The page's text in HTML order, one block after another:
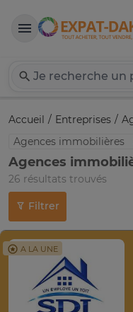
Accueil Entreprises
Agences immobilières
Agences
26 résultats trouvés
Filtrer
A LA UNE